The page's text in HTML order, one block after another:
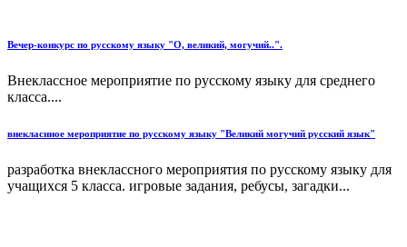
Вечер-конкурс по русскому языку "О, великий, могучий..".
Внеклассное мероприятие по русскому языку для среднего
класса....
внекласнное мероприятие по русскому языку "Великий могучий русский язык"
разработка внеклассного мероприятия по русскому языку для
учащихся 5 класса. игровые задания, ребусы, загадки...